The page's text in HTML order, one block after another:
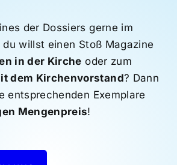
der Dossiers gerne im
du willst einen Stoß Magazine
in der Kirche oder zum
dem Kirchenvorstand? Dann
entsprechenden Exemplare
Mengenpreis!